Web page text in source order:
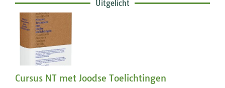
Uitgelicht
Cursus NT met Joodse Toelichtingen